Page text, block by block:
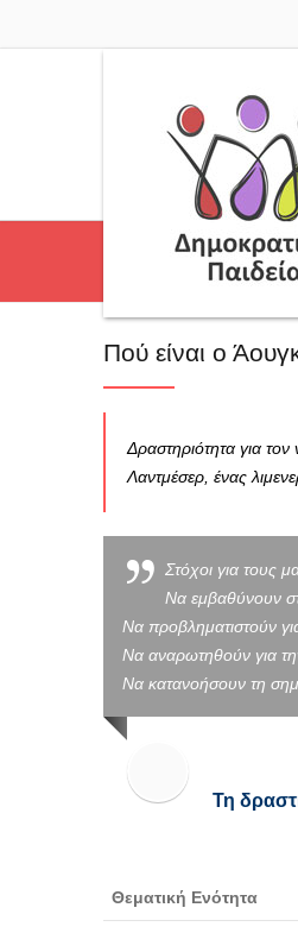
Πού είναι ο
Δραστηριότητα για
Λαντμέσερ, ένας
Στόχοι για τους
Να εμβαθύνουν
Να προβληματιστούν
Να αναρωτηθούν για
Να κατανοήσουν τη
Τη
Θεματική Ενότητα